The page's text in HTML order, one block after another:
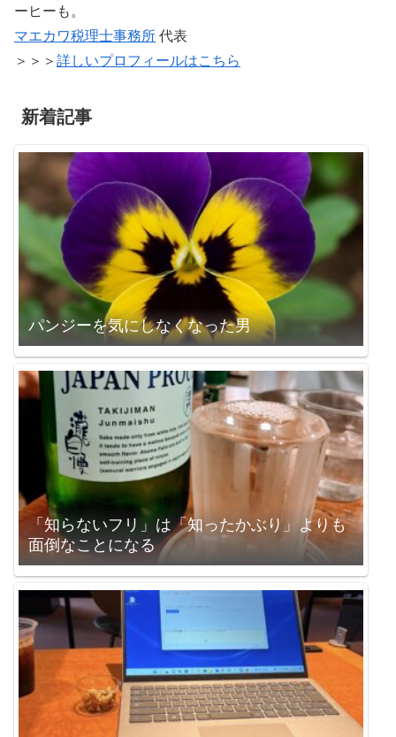
ーヒーも。
マエカワ税理士事務所 代表
＞＞＞ 詳しいプロフィールはこちら
新着記事
パンジーを気にしなくなった男
「知らないフリ」は「知ったかぶり」よりも
面倒なことになる